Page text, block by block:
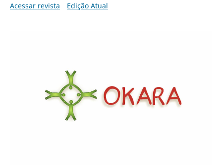
Acessar revista
Edição Atual